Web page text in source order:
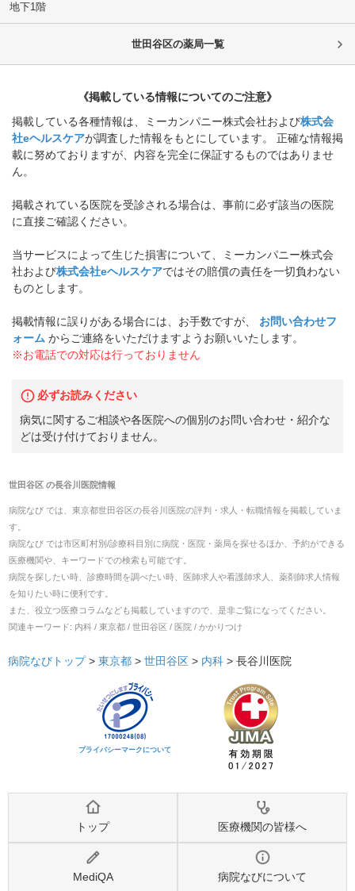
地下1階
世田谷区の薬局一覧
《掲載している情報についてのご注意》
掲載している各種情報は、ミーカンパニー株式会社および株式会
社eヘルスケアが調査した情報をもとにしています。 正確な情報掲
載に努めておりますが、内容を完全に保証するものではありませ
ん。
掲載されている医院を受診される場合は、事前に必ず該当の医院
に直接ご確認ください。
当サービスによって生じた損害について、ミーカンパニー株式会
社および株式会社eヘルスケアではその賠償の責任を一切負わない
ものとします。
掲載情報に誤りがある場合には、お手数ですが、
お問い合わせフ
ォーム からご連絡をいただけますようお願いいたします。
※お電話での対応は行っておりません
必ずお読みください
病気に関するご相談や各医院への個別のお問い合わせ・紹介な
どは受け付けておりません。
世田谷区 の長谷川医院情報
病院なび では、 東京都世田谷区の長谷川医院の評判・求人・転職情報を掲載していま
す。
病院なび では市区町村別/診療科目別に病院・医院・薬局を探せるほか、予約ができる
医療機関や、キーワードでの検索も可能です。
病院を探したい時、診療時間を調べたい時、医師求人や看護師求人、薬剤師求人情報
を知りたい時に便利です。
また、役立つ医療コラムなども掲載していますので、是非ご覧になってください。
関連キーワード: 内科 / 東京都 / 世田谷区 / 医院 / かかりつけ
病院なびトップ > 東京都 > 世田谷区 > 内科 > 長谷川医院
プライバシーマークについて
トップ 医療機関の皆様へ
MediQA 病院なびについて